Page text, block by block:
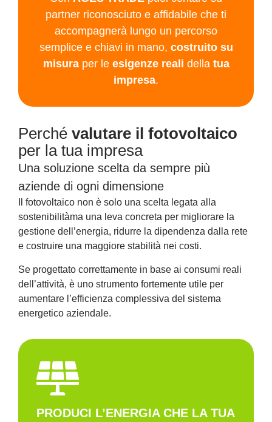
partner riconosciuto e affidabile che ti
accompagnerà lungo un percorso
semplice e chiavi in mano, costruito su
misuraper le esigenze reali della tua
impresa.
Perché valutare il fotovoltaico
per la tua impresa
Una soluzione scelta da sempre più
aziende di ogni dimensione
Il fotovoltaico non è solo una scelta legata alla
sostenibilitàma una leva concreta per migliorare la
gestione dell’energia, ridurre la dipendenza dalla rete
e costruire una maggiore stabilità nei costi.
Se progettato correttamente in base ai consumi reali
dell’attività, è uno strumento fortemente utile per
aumentare l’efficienza complessiva del sistema
energetico aziendale.
PRODUCI L’ENERGIA CHE LA TUA